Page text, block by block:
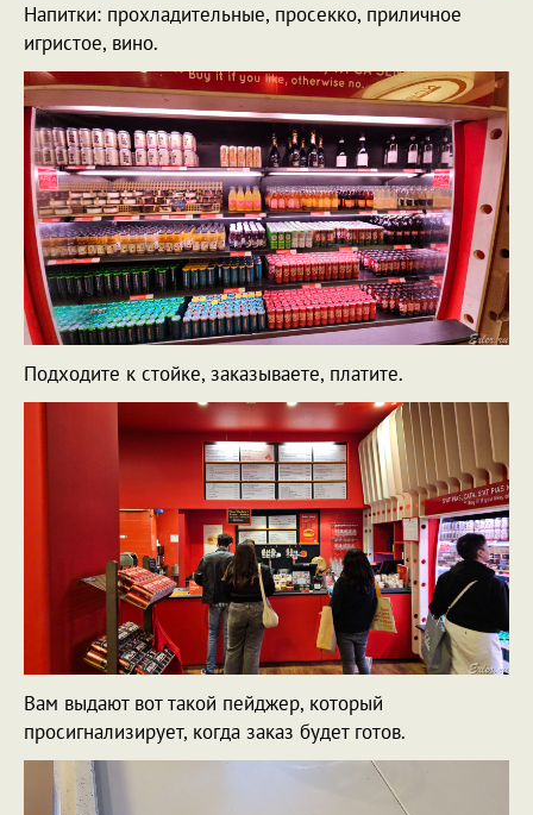
Напитки: прохладительные, просекко, приличное
игристое, вино.
Подходите к стойке, заказываете, платите.
Вам выдают вот такой пейджер, который
просигнализирует, когда заказ будет готов.